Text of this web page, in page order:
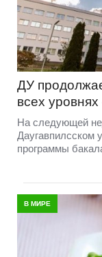
ДУ
всех
На следующей
Даугавпилсском
программы
В МИРЕ